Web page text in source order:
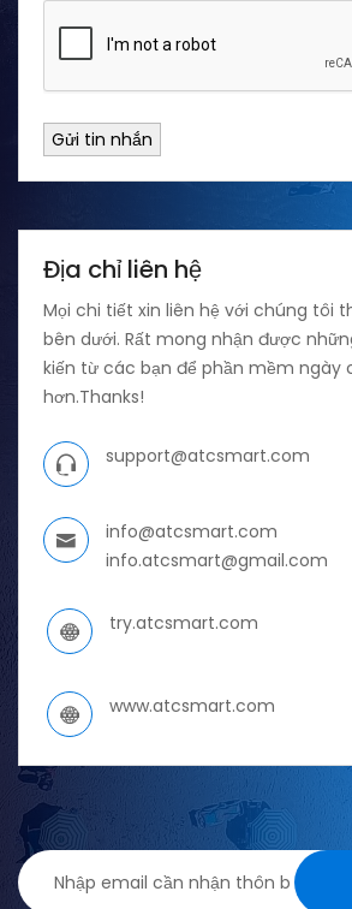
Gửi tin nhắn
Địa chỉ liên hệ
Mọi chi tiết xin liên hệ với chúng tôi
bên dưới. Rất mong nhận được
kiến từ các bạn để phần mềm ngày
hơn.Thanks!
support@atcsmart.com
info@atcsmart.com
info.atcsmart@gmail.com
try.atcsmart.com
www.atcsmart.com